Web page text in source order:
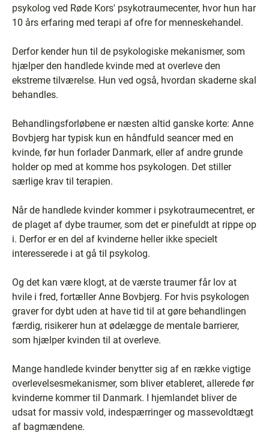
psykolog ved Røde Kors' psykotraumecenter, hvor hun har
10 års erfaring med terapi af ofre for menneskehandel.
Derfor kender hun til de psykologiske mekanismer, som
hjælper den handlede kvinde med at overleve den
ekstreme tilværelse. Hun ved også, hvordan skaderne skal
behandles.
Behandlingsforløbene er næsten altid ganske korte: Anne
Bovbjerg har typisk kun en håndfuld seancer med en
kvinde, før hun forlader Danmark, eller af andre grunde
holder op med at komme hos psykologen. Det stiller
særlige krav til terapien.
Når de handlede kvinder kommer i psykotraumecentret, er
de plaget af dybe traumer, som det er pinefuldt at rippe op
i. Derfor er en del af kvinderne heller ikke specielt
interesserede i at gå til psykolog.
Og det kan være klogt, at de værste traumer får lov at
hvile i fred, fortæller Anne Bovbjerg. For hvis psykologen
graver for dybt uden at have tid til at gøre behandlingen
færdig, risikerer hun at ødelægge de mentale barrierer,
som hjælper kvinden til at overleve.
Mange handlede kvinder benytter sig af en række vigtige
overlevelsesmekanismer, som bliver etableret, allerede før
kvinderne kommer til Danmark. I hjemlandet bliver de
udsat for massiv vold, indespærringer og massevoldtægt
af bagmændene.